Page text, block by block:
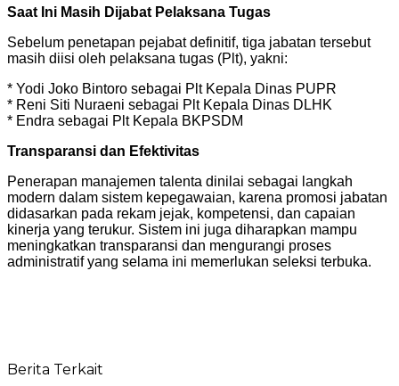
Saat Ini Masih Dijabat Pelaksana Tugas
Sebelum penetapan pejabat definitif, tiga jabatan tersebut
masih diisi oleh pelaksana tugas (Plt), yakni:
* Yodi Joko Bintoro sebagai Plt Kepala Dinas PUPR
* Reni Siti Nuraeni sebagai Plt Kepala Dinas DLHK
* Endra sebagai Plt Kepala BKPSDM
Transparansi dan Efektivitas
Penerapan manajemen talenta dinilai sebagai langkah
modern dalam sistem kepegawaian, karena promosi jabatan
didasarkan pada rekam jejak, kompetensi, dan capaian
kinerja yang terukur. Sistem ini juga diharapkan mampu
meningkatkan transparansi dan mengurangi proses
administratif yang selama ini memerlukan seleksi terbuka.
Berita Terkait